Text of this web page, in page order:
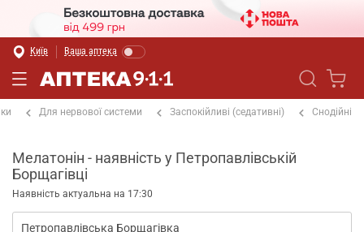
Київ Ваша аптека
Для нервової системи Заспокійливі (седативні) Снодійні
Мелатонін - наявність у Петропавлівській
Борщагівці
Наявність актуальна на 17:30